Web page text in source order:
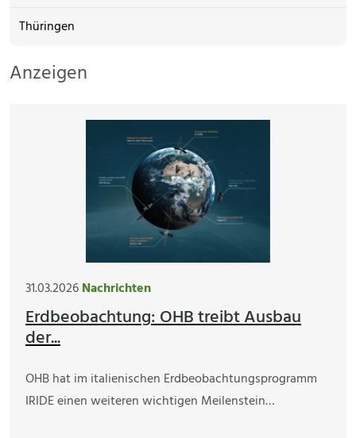
Thüringen
Anzeigen
31.03.2026Nachrichten
Erdbeobachtung: OHB treibt Ausbau
der...
OHB hat im italienischen Erdbeobachtungsprogramm
IRIDE einen weiteren wichtigen Meilenstein…